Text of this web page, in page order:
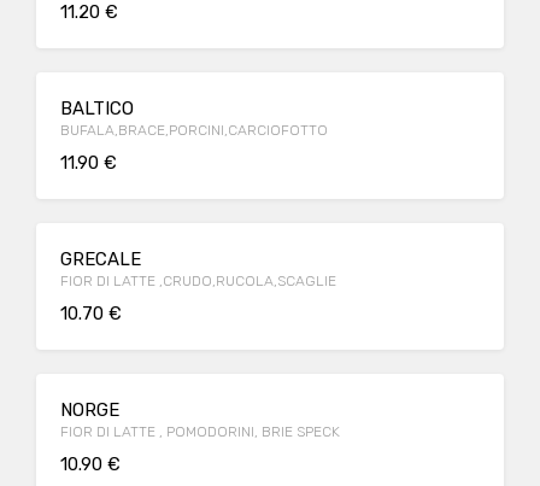
11.20 €
BALTICO
BUFALA,BRACE,PORCINI,CARCIOFOTTO
11.90 €
GRECALE
FIOR DI LATTE ,CRUDO,RUCOLA,SCAGLIE
10.70 €
NORGE
FIOR DI LATTE , POMODORINI, BRIE SPECK
10.90 €